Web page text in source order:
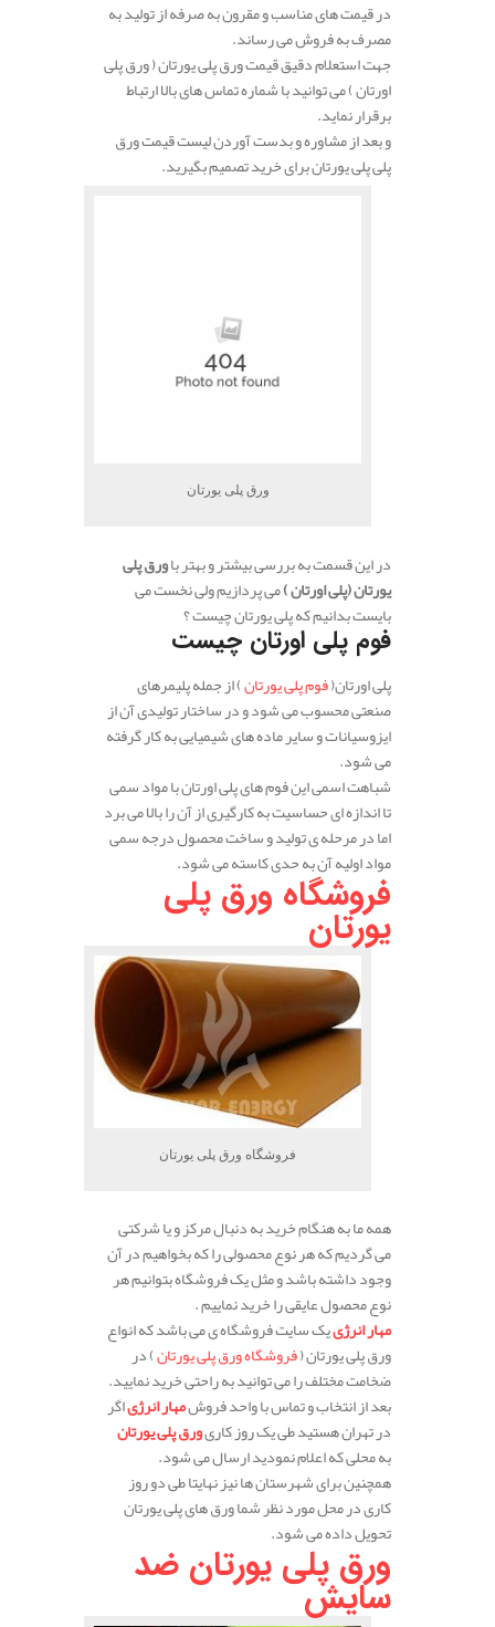
در قیمت های مناسب و مقرون به صرفه از تولید به
مصرف به فروش می رساند.
جهت استعلام دقیق قیمت ورق پلی یورتان ( ورق پلی
اورتان ) می توانید با شماره تماس های بالا ارتباط
برقرار نماید.
و بعد از مشاوره و بدست آوردن لیست قیمت ورق
پلی پلی یورتان برای خرید تصمیم بگیرید.
ورق پلی یورتان
در این قسمت به بررسی بیشتر و بهتر باورق پلی
یورتان (پلی اورتان )می پردازیم ولی نخست می
بایست بدانیم که پلی یورتان چیست ؟
فوم پلی اورتان چیست
پلی اورتان(فوم پلی یورتان) از جمله پلیمرهای
صنعتی محسوب می شود و در ساختار تولیدی آن از
ایزوسیانات و سایر ماده های شیمیایی به کار گرفته
می شود.
شباهت اسمی این فوم های پلی اورتان با مواد سمی
تا اندازه ای حساسیت به کارگیری از آن را بالا می برد
اما در مرحله ی تولید و ساخت محصول درجه سمی
مواد اولیه آن به حدی کاسته می شود.
فروشگاه ورق پلی
یورتان
فروشگاه ورق پلی یورتان
همه ما به هنگام خرید به دنبال مرکز و یا شرکتی
می گردیم که هر نوع محصولی را که بخواهیم در آن
وجود داشته باشد و مثل یک فروشگاه بتوانیم هر
نوع محصول عایقی را خرید نماییم .
مهار انرژییک سایت فروشگاه ی می باشد که انواع
ورق پلی یورتان (فروشگاه ورق پلی یورتان) در
ضخامت مختلف را می توانید به راحتی خرید نمایید.
بعد از انتخاب و تماس با واحد فروشمهار انرژیاگر
در تهران هستید طی یک روز کاریورق پلی یورتان
به محلی که اعلام نمودید ارسال می شود.
همچنین برای شهرستان ها نیز نهایتا طی دو روز
کاری در محل مورد نظر شما ورق های پلی یورتان
تحویل داده می شود.
ورق پلی یورتان ضد
سایش